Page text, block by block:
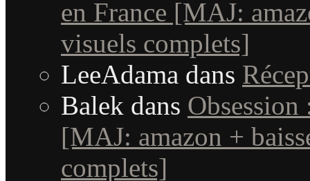
en France [MAJ:
visuels complets]
LeeAdama dans
Balek dans Obsession
[MAJ: amazon +
complets]